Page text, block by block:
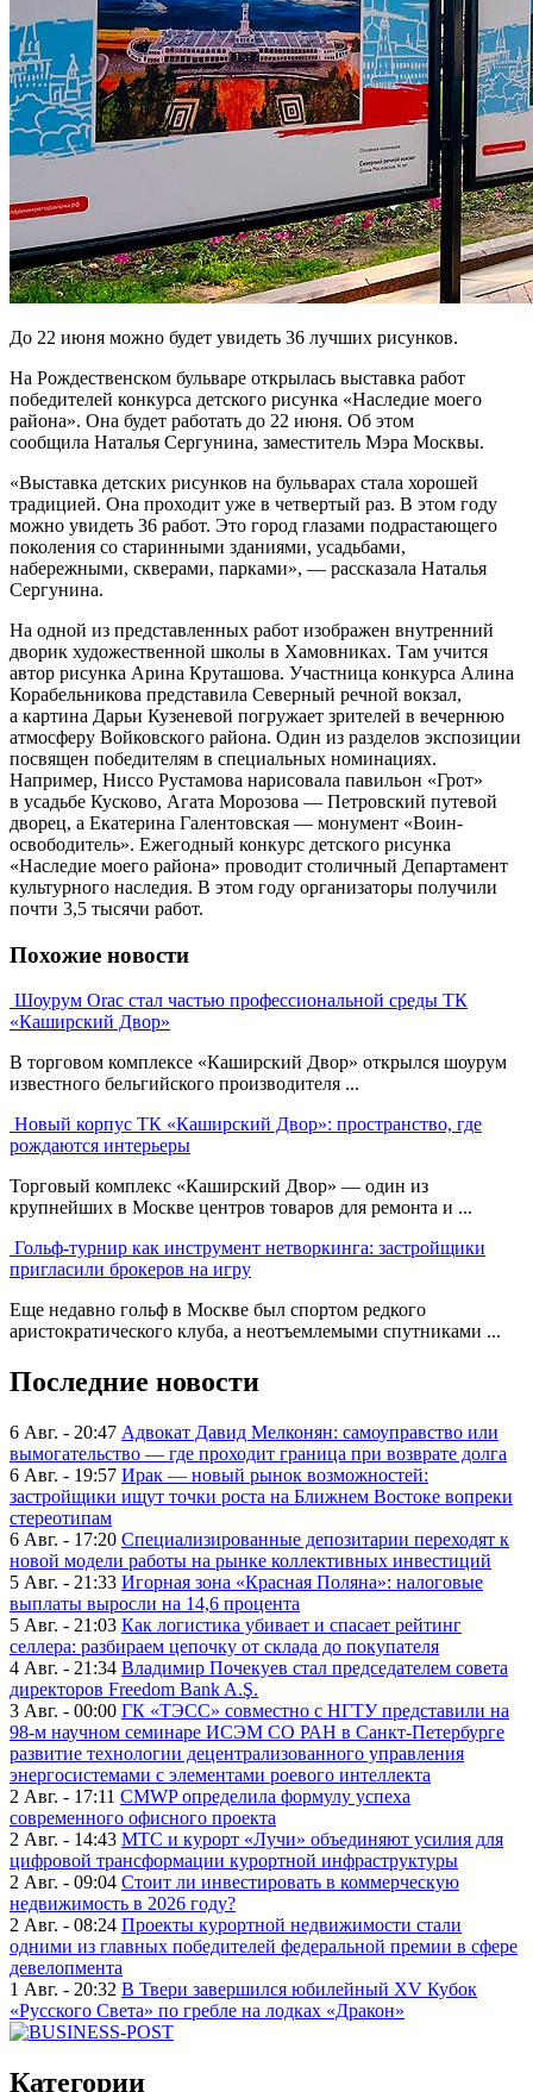
До 22 июня можно будет увидеть 36 лучших рисунков.
На Рождественском бульваре открылась выставка работ
победителей конкурса детского рисунка «Наследие моего
района». Она будет работать до 22 июня. Об этом
сообщила Наталья Сергунина, заместитель Мэра Москвы.
«Выставка детских рисунков на бульварах стала хорошей
традицией. Она проходит уже в четвертый раз. В этом году
можно увидеть 36 работ. Это город глазами подрастающего
поколения со старинными зданиями, усадьбами,
набережными, скверами, парками», — рассказала Наталья
Сергунина.
На одной из представленных работ изображен внутренний
дворик художественной школы в Хамовниках. Там учится
автор рисунка Арина Круташова. Участница конкурса Алина
Корабельникова представила Северный речной вокзал,
а картина Дарьи Кузеневой погружает зрителей в вечернюю
атмосферу Войковского района. Один из разделов экспозиции
посвящен победителям в специальных номинациях.
Например, Ниссо Рустамова нарисовала павильон «Грот»
в усадьбе Кусково, Агата Морозова — Петровский путевой
дворец, а Екатерина Галентовская — монумент «Воин-
освободитель». Ежегодный конкурс детского рисунка
«Наследие моего района» проводит столичный Департамент
культурного наследия. В этом году организаторы получили
почти 3,5 тысячи работ.
Похожие новости
Шоурум Orac стал частью профессиональной среды ТК
«Каширский Двор»
В торговом комплексе «Каширский Двор» открылся шоурум
известного бельгийского производителя ...
Новый корпус ТК «Каширский Двор»: пространство, где
рождаются интерьеры
Торговый комплекс «Каширский Двор» — один из
крупнейших в Москве центров товаров для ремонта и ...
Гольф-турнир как инструмент нетворкинга: застройщики
пригласили брокеров на игру
Еще недавно гольф в Москве был спортом редкого
аристократического клуба, а неотъемлемыми спутниками ...
Последние новости
6 Авг. - 20:47 Адвокат Давид Мелконян: самоуправство или
вымогательство — где проходит граница при возврате долга
6 Авг. - 19:57 Ирак — новый рынок возможностей:
застройщики ищут точки роста на Ближнем Востоке вопреки
стереотипам
6 Авг. - 17:20 Специализированные депозитарии переходят к
новой модели работы на рынке коллективных инвестиций
5 Авг. - 21:33 Игорная зона «Красная Поляна»: налоговые
выплаты выросли на 14,6 процента
5 Авг. - 21:03 Как логистика убивает и спасает рейтинг
селлера: разбираем цепочку от склада до покупателя
4 Авг. - 21:34 Владимир Почекуев стал председателем совета
директоров Freedom Bank A.Ş.
3 Авг. - 00:00 ГК «ТЭСС» совместно с НГТУ представили на
98-м научном семинаре ИСЭМ СО РАН в Санкт-Петербурге
развитие технологии децентрализованного управления
энергосистемами с элементами роевого интеллекта
2 Авг. - 17:11 CMWP определила формулу успеха
современного офисного проекта
2 Авг. - 14:43 МТС и курорт «Лучи» объединяют усилия для
цифровой трансформации курортной инфраструктуры
2 Авг. - 09:04 Стоит ли инвестировать в коммерческую
недвижимость в 2026 году?
2 Авг. - 08:24 Проекты курортной недвижимости стали
одними из главных победителей федеральной премии в сфере
девелопмента
1 Авг. - 20:32 В Твери завершился юбилейный XV Кубок
«Русского Света» по гребле на лодках «Дракон»
Категории